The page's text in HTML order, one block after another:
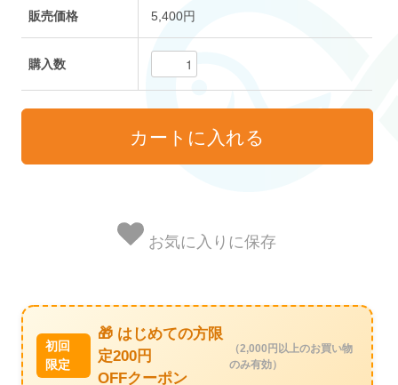
販売価格 5,400円
購入数
お気に入りに保存
初回
限定
🎁 はじめての方限
定200円
OFFクーポン
（2,000円以上のお買い物
のみ有効）